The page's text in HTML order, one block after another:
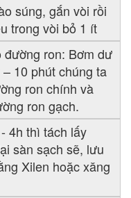
súng, gắn vòi rồi
trong vòi bỏ 1 ít
đường ron: Bơm dư
10 phút chúng ta
ron chính và
ron gạch.
4h thì tách lấy
sàn sạch sẽ, lưu
Xilen hoặc xăng